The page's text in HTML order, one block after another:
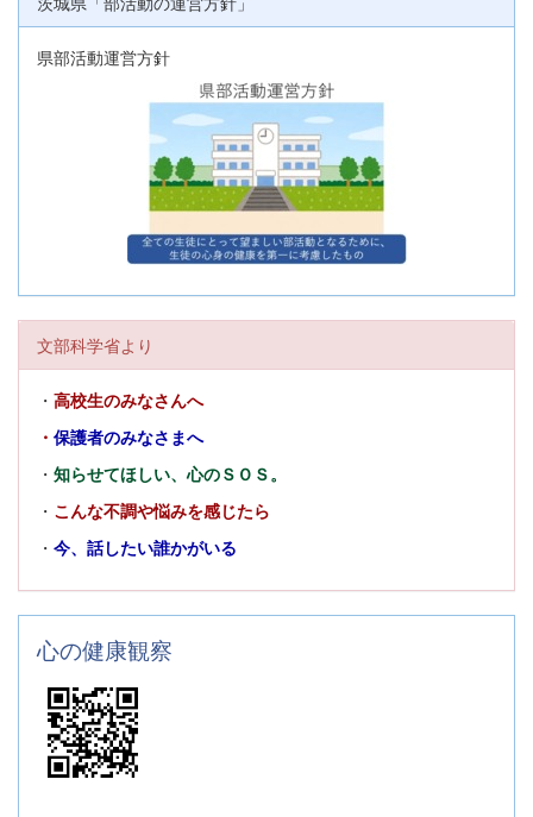
県部活動運営方針
文部科学省より
・ 高校生のみなさんへ
・ 保護者のみなさまへ
・ 知らせてほしい、心のＳＯＳ。
・ こんな不調や悩みを感じたら
・ 今、話したい誰かがいる
心の健康観察